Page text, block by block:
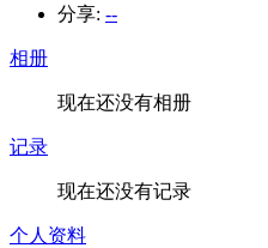
分享: --
相册
现在还没有相册
记录
现在还没有记录
个人资料